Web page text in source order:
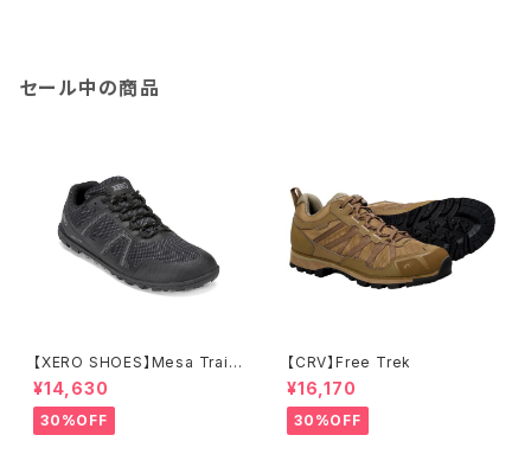
セール中の商品
【XERO SHOES】Mesa Trail
WP (ブラック)
¥14,630
30%OFF
【CRV】Free Trek
¥16,170
30%OFF